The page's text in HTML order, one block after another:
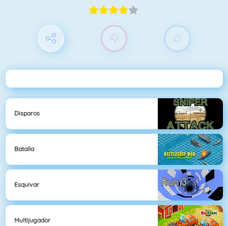
Disparos
Batalla
Esquivar
Multijugador